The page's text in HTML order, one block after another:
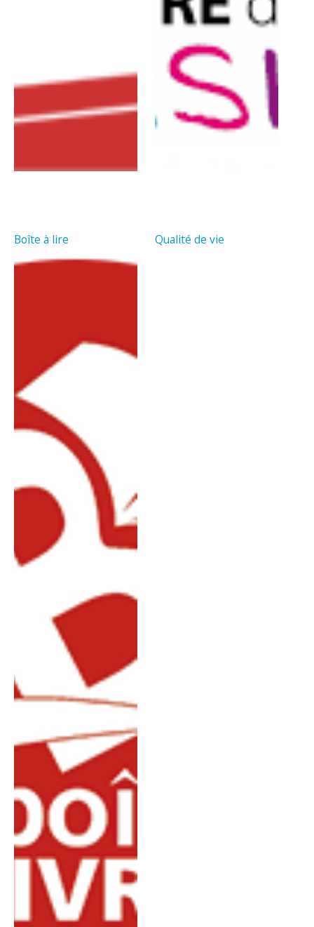
Boîte à lire Qualité de vie